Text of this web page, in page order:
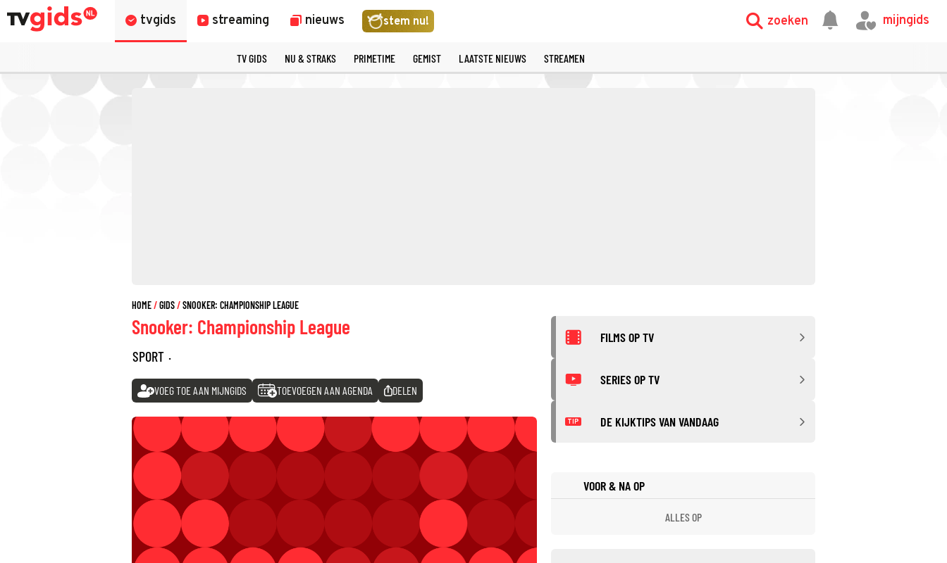
tvgids streaming nieuws stem nu! zoeken mijngids
TV GIDS NU & STRAKS PRIMETIME GEMIST LAATSTE NIEUWS STREAMEN
HOME GIDS SNOOKER: CHAMPIONSHIP LEAGUE
Snooker: Championship League
SPORT ·
VOEG TOE AAN MIJNGIDS TOEVOEGEN AAN AGENDA DELEN
FILMS OP TV
SERIES OP TV
TIP DE KIJKTIPS VAN VANDAAG
VOOR & NA OP
ALLES OP